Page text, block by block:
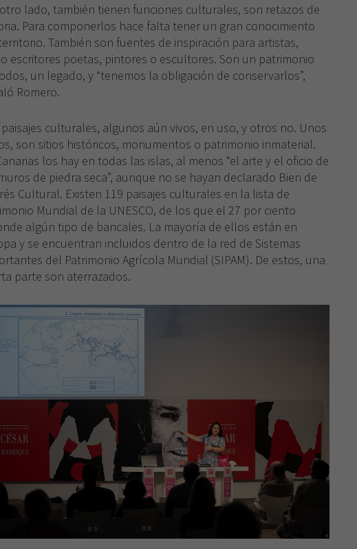
lado, también tienen funciones culturales, son retazos de
Para componerlos hace falta tener un gran conocimiento
También son fuentes de inspiración para artistas,
escritores poetas, pintores o escultores. Son un patrimonio
un legado, y “tenemos la obligación de conservarlos”,
Romero.
culturales, algunos aún vivos, en uso, y otros no. Unos
son sitios históricos, monumentos o patrimonio inmaterial.
los hay en todas las islas, al menos “el arte y el oficio de
de piedra seca”, aunque no se hayan declarado Bien de
Cultural. Existen 119 paisajes culturales en la lista de
Mundial de la UNESCO, de los que el 27 por ciento
algún tipo de bancales. La mayoría de ellos están en
y se encuentran incluidos dentro de la red de Sistemas
del Patrimonio Agrícola Mundial (SIPAM). De estos, una
parte son aterrazados.
Estas
cookies no
son
opcionales.
Son
web.